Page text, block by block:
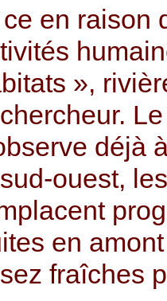
en raison
»,
chercheur.
déjà
sud-ouest,
en
fraîches